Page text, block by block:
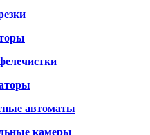
автоматы
камеры